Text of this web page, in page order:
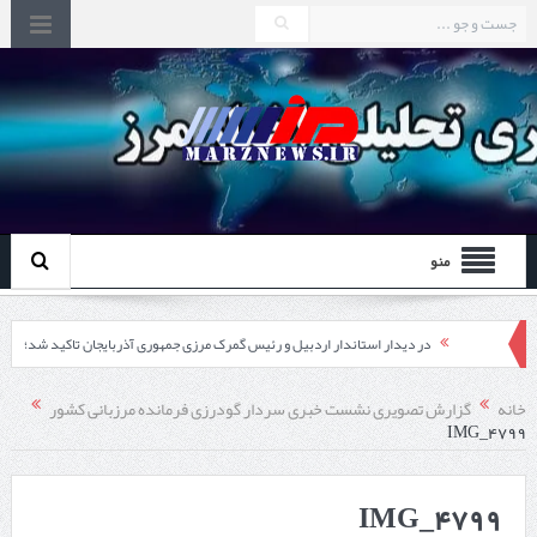
منو
در دیدار استاندار اردبیل و رئیس گمرک مرزی جمهوری آذربایجان تاکید شد؛
توسعه همکاری گمرک‌های مرزی ایران و جمهوری آذربایجان ضرورت دارد
چابهار، جایی که دریا به زندگی سلام می‌کند
گزارش ویژه؛
خانه گزارش تصویری نشست خبری سردار گودرزی فرمانده مرزبانی کشور
IMG_4799
IMG_4799